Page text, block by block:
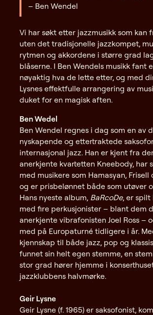
– Ben Wendel
Vi har søkt etter jazzmusikk som kan
uten det tradisjonelle jazzkompet,
rytmen og akkordene i større grad
blåserne. I Ben Wendels musikk fant
nøyaktig hva de lette etter, og med
Lysnes effektfulle arrangering av
duket for en magisk aften.
Ben Wedel
Ben Wendel regnes i dag som en av
nyskapende og ettertraktede
internasjonal jazz. Han er kjent fra
anerkjente kvartetten Kneebody, har
med musikere som Hamasyan, Frisell
og er prisbelønnet både som utøver
Hans nyeste album, BaRcoDe, er spilt
med fire perkusjonister – blant dem
anerkjente vibrafonisten Joel Ross –
med på Europaturné tidligere i år.
kjennskap til både jazz, pop og
funnet sin helt egen stemme, en
stor grad hører hjemme i
jazzklubbens halvmørke.
Geir Lysne
Geir Lysne (f. 1965) er saksofonist,